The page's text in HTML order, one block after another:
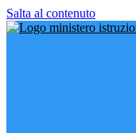
Salta al contenuto